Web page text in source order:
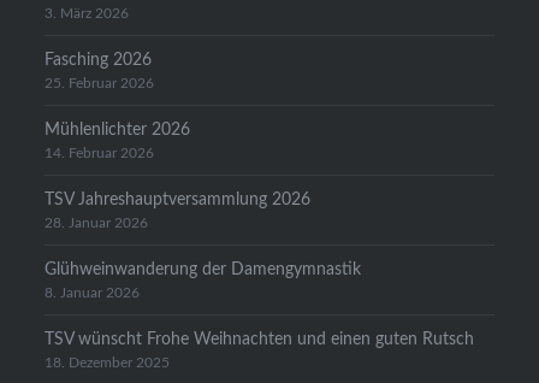
3. März 2026
Fasching 2026
25. Februar 2026
Mühlenlichter 2026
14. Februar 2026
TSV Jahreshauptversammlung 2026
28. Januar 2026
Glühweinwanderung der Damengymnastik
8. Januar 2026
TSV wünscht Frohe Weihnachten und einen guten Rutsch
18. Dezember 2025